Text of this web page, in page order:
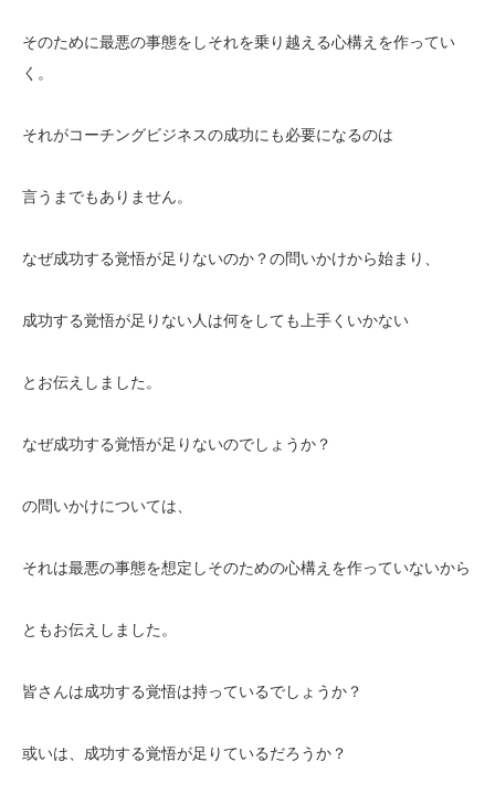
そのために最悪の事態をしそれを乗り越える心構えを作ってい
く。
それがコーチングビジネスの成功にも必要になるのは
言うまでもありません。
なぜ成功する覚悟が足りないのか？の問いかけから始まり、
成功する覚悟が足りない人は何をしても上手くいかない
とお伝えしました。
なぜ成功する覚悟が足りないのでしょうか？
の問いかけについては、
それは最悪の事態を想定しそのための心構えを作っていないから
ともお伝えしました。
皆さんは成功する覚悟は持っているでしょうか？
或いは、成功する覚悟が足りているだろうか？